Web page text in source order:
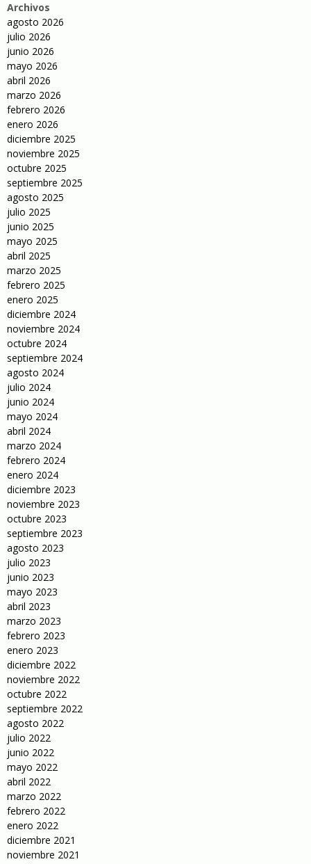
Archivos
agosto 2026
julio 2026
junio 2026
mayo 2026
abril 2026
marzo 2026
febrero 2026
enero 2026
diciembre 2025
noviembre 2025
octubre 2025
septiembre 2025
agosto 2025
julio 2025
junio 2025
mayo 2025
abril 2025
marzo 2025
febrero 2025
enero 2025
diciembre 2024
noviembre 2024
octubre 2024
septiembre 2024
agosto 2024
julio 2024
junio 2024
mayo 2024
abril 2024
marzo 2024
febrero 2024
enero 2024
diciembre 2023
noviembre 2023
octubre 2023
septiembre 2023
agosto 2023
julio 2023
junio 2023
mayo 2023
abril 2023
marzo 2023
febrero 2023
enero 2023
diciembre 2022
noviembre 2022
octubre 2022
septiembre 2022
agosto 2022
julio 2022
junio 2022
mayo 2022
abril 2022
marzo 2022
febrero 2022
enero 2022
diciembre 2021
noviembre 2021